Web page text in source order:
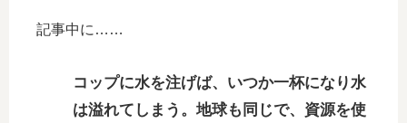
記事中に……
コップに水を注げば、いつか一杯になり水
は溢れてしまう。地球も同じで、資源を使